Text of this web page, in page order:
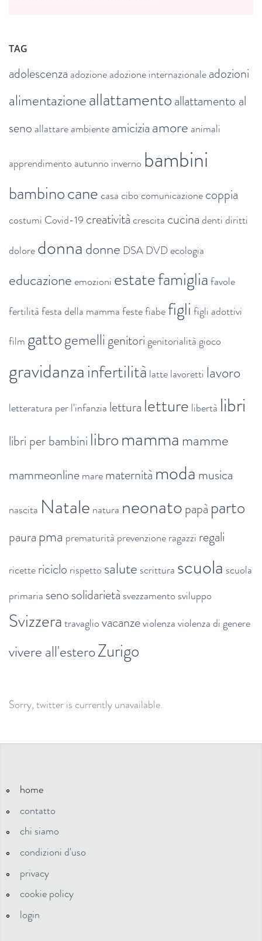
TAG
adolescenza adozioneadozione internazionaleadozioni
alimentazioneallattamentoallattamento al
seno allattareambienteamiciziaamore animali
apprendimento autunno inverno bambini
bambinocanecasacibocomunicazionecoppia
costumi Covid-19 creativitàcrescita cucinadentidiritti
doloredonnadonne DSA DVDecologia
educazioneemozioni estatefamigliafavole
fertilitàfesta della mammafestefiabefigli figli adottivi
film gattogemelligenitorigenitorialitàgioco
gravidanzainfertilità lattelavoretti lavoro
letteratura per l'infanzia lettura letture libertà libri
libri per bambini libromamma mamme
mammeonlinemarematernità moda musica
nascita Natale natura neonatopapà parto
paura pma prematurità prevenzioneragazzi regali
ricettericiclo rispetto salute scrittura scuola scuola
primaria senosolidarietà svezzamento sviluppo
Svizzeratravagliovacanzeviolenzaviolenza di genere
vivere all'esteroZurigo
Sorry, twitter is currently unavailable.
home
contatto
chi siamo
condizioni d'uso
privacy
cookie policy
login